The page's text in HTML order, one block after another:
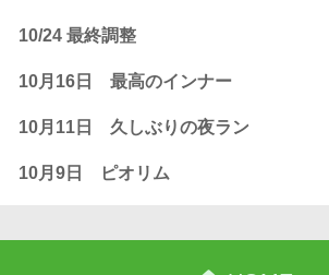
10/24 最終調整
10月16日 最高のインナー
10月11日 久しぶりの夜ラン
10月9日 ピオリム